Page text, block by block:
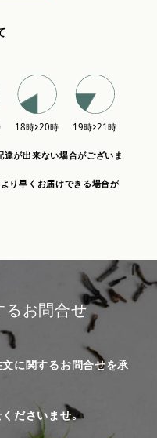
が出来ない場合がございま
り早くお届けできる場合が
るお問合せ
に関するお問合せを承
ださいませ。